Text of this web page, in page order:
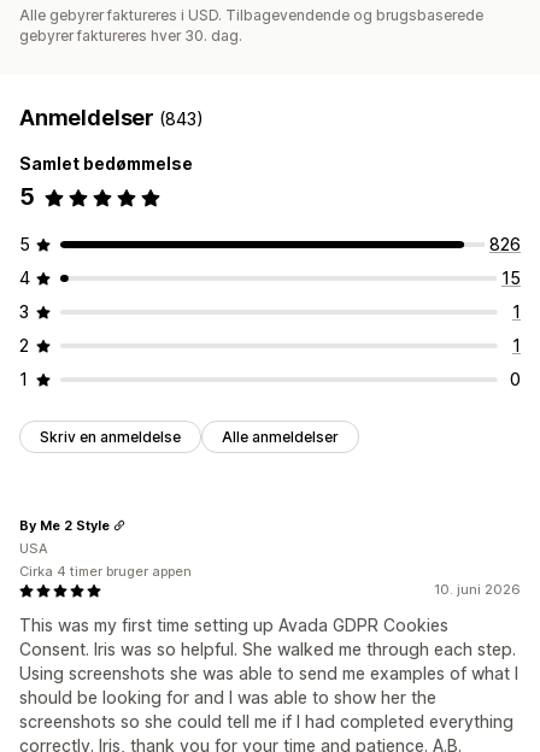
Alle gebyrer faktureres i USD. Tilbagevendende og brugsbaserede
gebyrer faktureres hver 30. dag.
Anmeldelser (843)
Samlet bedømmelse
5
5
826
4
15
3
1
2
1
1
0
Skriv en anmeldelse Alle anmeldelser
10. juni 2026
This was my first time setting up Avada GDPR Cookies
Consent. Iris was so helpful. She walked me through each step.
Using screenshots she was able to send me examples of what I
should be looking for and I was able to show her the
screenshots so she could tell me if I had completed everything
correctly. Iris, thank you for your time and patience. A.B.
By Me 2 Style
USA
Cirka 4 timer bruger appen